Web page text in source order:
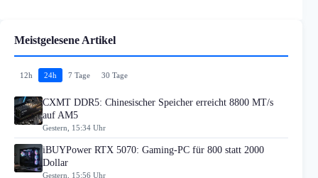
Meistgelesene Artikel
12h 24h 7 Tage 30 Tage
CXMT DDR5: Chinesischer Speicher erreicht 8800 MT/s
auf AM5
Gestern, 15:34 Uhr
iBUYPower RTX 5070: Gaming-PC für 800 statt 2000
Dollar
Gestern, 15:56 Uhr